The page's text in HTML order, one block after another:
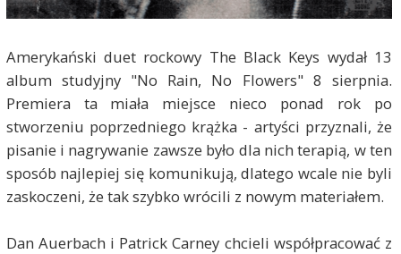
Amerykański duet rockowy The Black Keys wydał 13
album studyjny "No Rain, No Flowers" 8 sierpnia.
Premiera ta miała miejsce nieco ponad rok po
stworzeniu poprzedniego krążka - artyści przyznali, że
pisanie i nagrywanie zawsze było dla nich terapią, w ten
sposób najlepiej się komunikują, dlatego wcale nie byli
zaskoczeni, że tak szybko wrócili z nowym materiałem.
Dan Auerbach i Patrick Carney chcieli współpracować z